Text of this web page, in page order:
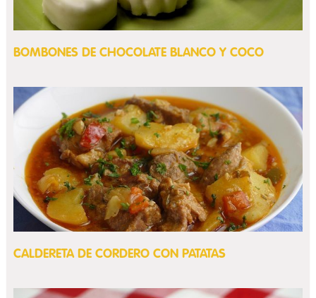
BOMBONES DE CHOCOLATE BLANCO Y COCO
CALDERETA DE CORDERO CON PATATAS